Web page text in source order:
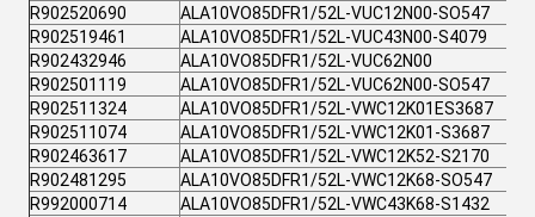
R902520690
ALA10VO85DFR1/52L-VUC12N00-SO547
R902519461
ALA10VO85DFR1/52L-VUC43N00-S4079
R902432946
ALA10VO85DFR1/52L-VUC62N00
R902501119
ALA10VO85DFR1/52L-VUC62N00-SO547
R902511324
ALA10VO85DFR1/52L-VWC12K01ES3687
R902511074
ALA10VO85DFR1/52L-VWC12K01-S3687
R902463617
ALA10VO85DFR1/52L-VWC12K52-S2170
R902481295
ALA10VO85DFR1/52L-VWC12K68-SO547
R992000714
ALA10VO85DFR1/52L-VWC43K68-S1432